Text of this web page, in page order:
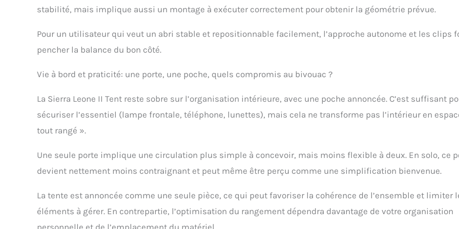
stabilité, mais implique aussi un montage à exécuter correctement pour obtenir la géométrie prévue.
Pour un utilisateur qui veut un abri stable et repositionnable facilement, l’approche autonome et les clips
pencher la balance du bon côté.
Vie à bord et praticité: une porte, une poche, quels compromis au bivouac ?
La Sierra Leone II Tent reste sobre sur l’organisation intérieure, avec une poche annoncée. C’est suffisant
sécuriser l’essentiel (lampe frontale, téléphone, lunettes), mais cela ne transforme pas l’intérieur en
tout rangé ».
Une seule porte implique une circulation plus simple à concevoir, mais moins flexible à deux. En solo, ce
devient nettement moins contraignant et peut même être perçu comme une simplification bienvenue.
La tente est annoncée comme une seule pièce, ce qui peut favoriser la cohérence de l’ensemble et limiter
éléments à gérer. En contrepartie, l’optimisation du rangement dépendra davantage de votre organisation